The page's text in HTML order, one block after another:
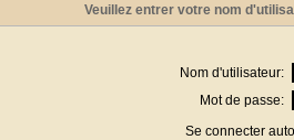
Veuillez entrer votre nom
Nom d'utilisateur:
Mot de passe:
Se connecter